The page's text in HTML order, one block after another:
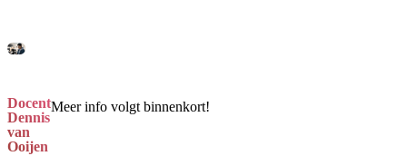
Docent
Dennis
van
Ooijen
Meer info volgt binnenkort!